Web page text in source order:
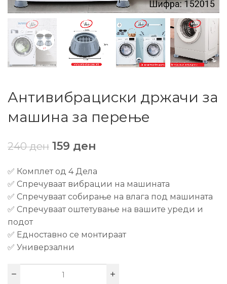
Антивибрaциски држачи за
машина за перење
240ден 159 ден
✅ Комплет од 4 Дела
✅ Спречуваат вибрации на машината
✅ Спречуваат собирање на влага под машината
✅ Спречуваат оштетување на вашите уреди и
подот
✅ Едноставно се монтираат
✅ Универзални